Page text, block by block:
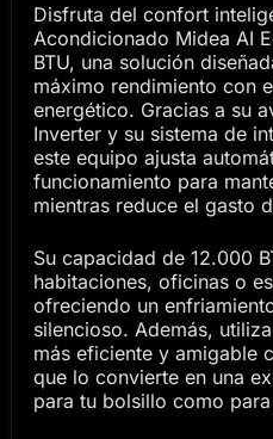
Disfruta del confort
Acondicionado Midea AI
BTU, una solución
máximo rendimiento con
energético. Gracias a su
Inverter y su sistema de
este equipo ajusta
funcionamiento para
mientras reduce el gasto
Su capacidad de 12.000
habitaciones, oficinas o
ofreciendo un
silencioso. Además,
más eficiente y amigable
que lo convierte en una
para tu bolsillo como